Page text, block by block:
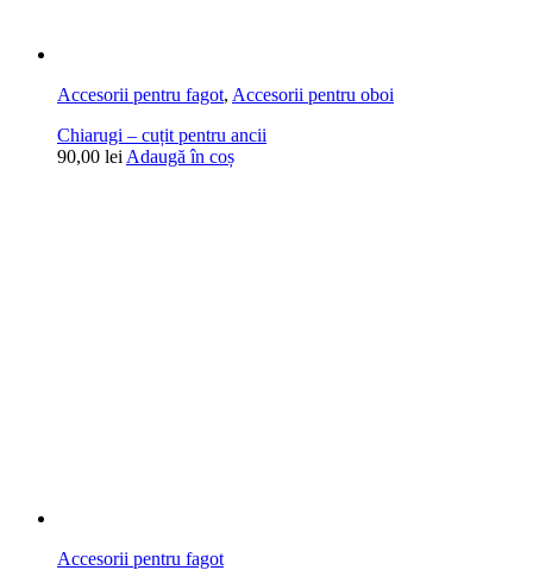
Accesorii pentru fagot, Accesorii pentru oboi
Chiarugi – cuțit pentru ancii
90,00 lei Adaugă în coș
Accesorii pentru fagot